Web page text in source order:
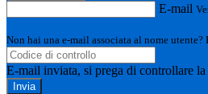
E-mail
Non hai una e-mail associata al nome
E-mail inviata, si prega di controllare